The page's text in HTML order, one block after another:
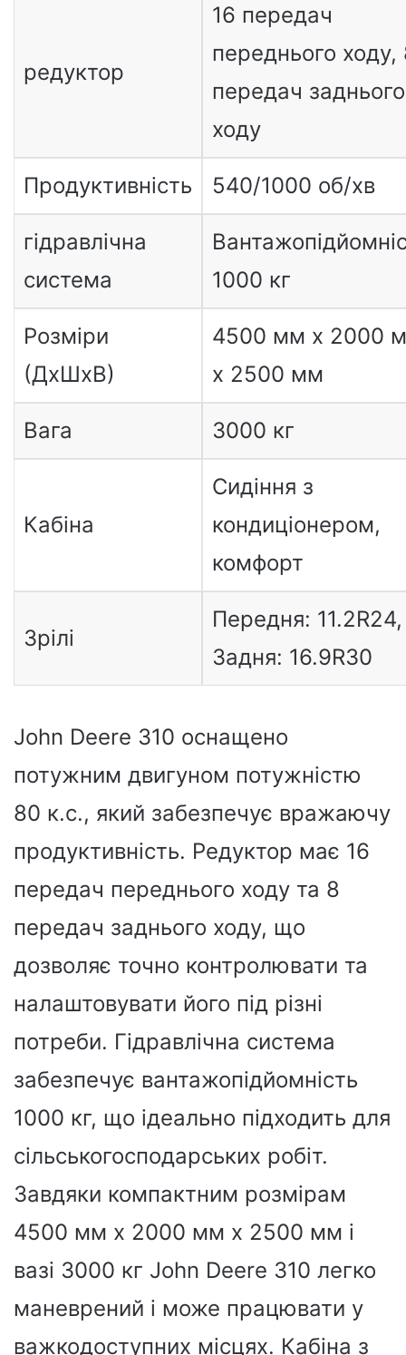
редуктор
16 передач
переднього ходу,
передач заднього
ходу
Продуктивність 540/1000 об/хв
гідравлічна
система
1000 кг
Розміри
(ДxШxВ)
4500 мм x 2000
x 2500 мм
Вага 3000 кг
Кабіна
Сидіння з
кондиціонером,
комфорт
Зрілі
Передня: 11.2R24,
Задня: 16.9R30
John Deere 310 оснащено
потужним двигуном потужністю
80 к.с., який забезпечує вражаючу
продуктивність. Редуктор має 16
передач переднього ходу та 8
передач заднього ходу, що
дозволяє точно контролювати та
налаштовувати його під різні
потреби. Гідравлічна система
забезпечує вантажопідйомність
1000 кг, що ідеально підходить для
сільськогосподарських робіт.
Завдяки компактним розмірам
4500 мм x 2000 мм x 2500 мм і
вазі 3000 кг John Deere 310 легко
маневрений і може працювати у
важкодоступних місцях. Кабіна з